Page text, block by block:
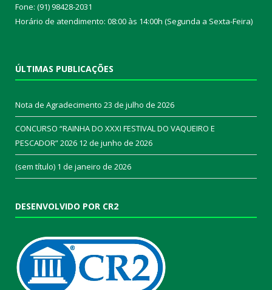
Fone: (91) 98428-2031
Horário de atendimento: 08:00 às 14:00h (Segunda a Sexta-Feira)
ÚLTIMAS PUBLICAÇÕES
Nota de Agradecimento 23 de julho de 2026
CONCURSO “RAINHA DO XXXI FESTIVAL DO VAQUEIRO E
PESCADOR” 2026 12 de junho de 2026
(sem título) 1 de janeiro de 2026
DESENVOLVIDO POR CR2